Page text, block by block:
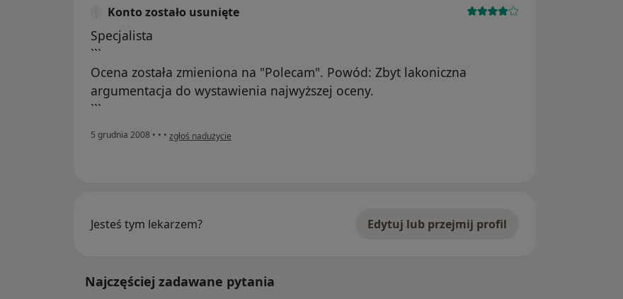
Konto zostało usunięte
Specjalista
```
Ocena została zmieniona na "Polecam". Powód: Zbyt lakoniczna
argumentacja do wystawienia najwyższej oceny.
```
5 grudnia 2008 • • • w opinii użytkownika Konto zostało usunięte
zgłoś nadużycie
Jesteś tym lekarzem? Edytuj lub przejmij profil
Najczęściej zadawane pytania